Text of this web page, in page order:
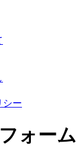
シー
ォー